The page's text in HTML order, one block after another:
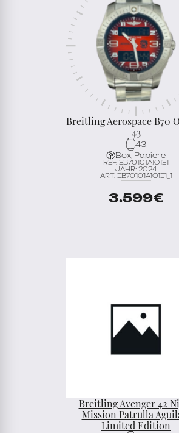
Breitling Aerospace B70
43
43
Box, Papiere
REF. EB70101A1O1E1
JAHR: 2024
ART. EB70101A1O1E1_1
3.599€
Breitling Avenger 42
Mission Patrulla
Limited Edition